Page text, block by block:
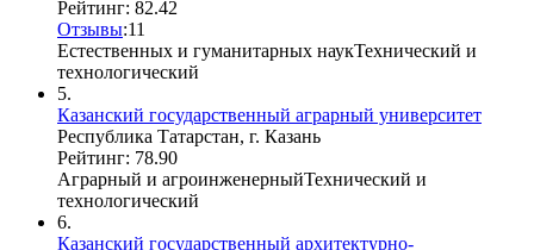
Рейтинг: 82.42
Отзывы:11
Естественных и гуманитарных наукТехнический и
технологический
5.
Казанский государственный аграрный университет
Республика Татарстан, г. Казань
Рейтинг: 78.90
Аграрный и агроинженерныйТехнический и
технологический
6.
Казанский государственный архитектурно-